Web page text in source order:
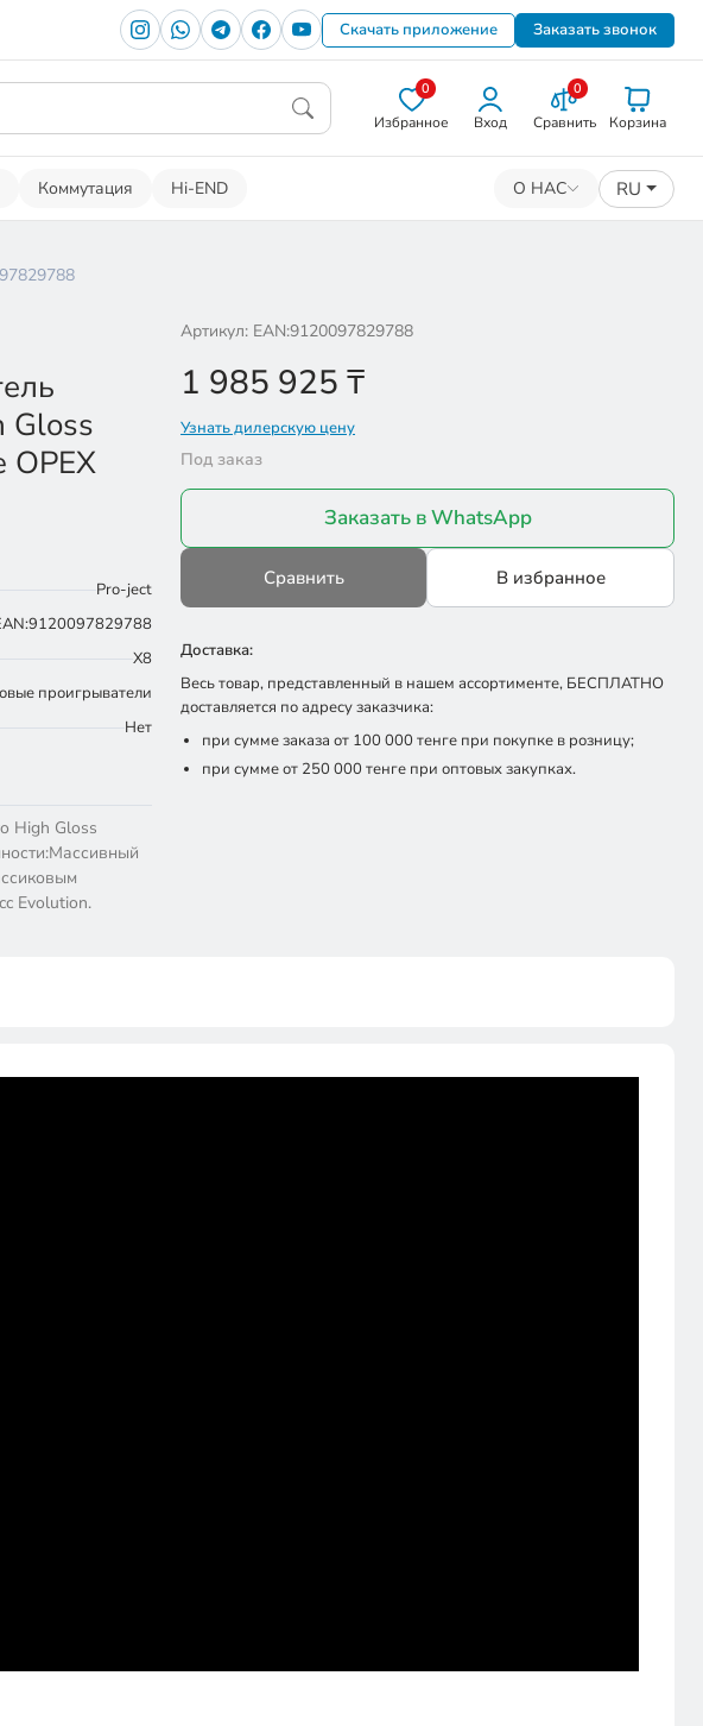
Скачать приложение Заказать звонок
0
Избранное Вход
0
Сравнить Корзина
Коммутация Hi-END О НАС RU
Gloss
ОРЕХ
Pro-ject
X8
проигрыватели
Нет
High Gloss
Evolution.
Артикул: EAN:9120097829788
1 985 925 ₸
Узнать дилерскую цену
Под заказ
Заказать в WhatsApp
Сравнить В избранное
Доставка:
Весь товар, представленный в нашем ассортименте, БЕСПЛАТНО
доставляется по адресу заказчика:
при сумме заказа от 100 000 тенге при покупке в розницу;
при сумме от 250 000 тенге при оптовых закупках.